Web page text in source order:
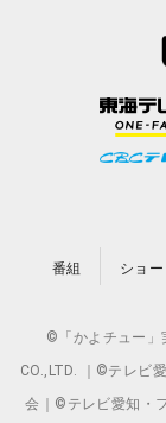
番組 ショー
©「かよチュー」
CO.,LTD. ｜©テレビ
会｜©テレビ愛知・